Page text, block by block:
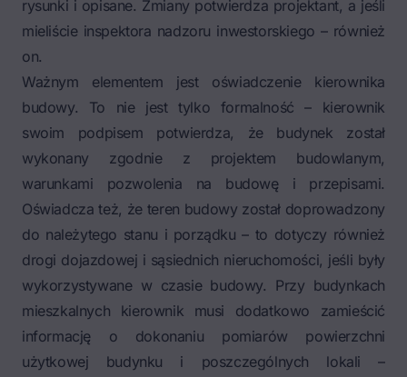
rysunki i opisane. Zmiany potwierdza projektant, a jeśli
mieliście inspektora nadzoru inwestorskiego – również
on.
Ważnym elementem jest oświadczenie kierownika
budowy. To nie jest tylko formalność – kierownik
swoim podpisem potwierdza, że budynek został
wykonany zgodnie z projektem budowlanym,
warunkami pozwolenia na budowę i przepisami.
Oświadcza też, że teren budowy został doprowadzony
do należytego stanu i porządku – to dotyczy również
drogi dojazdowej i sąsiednich nieruchomości, jeśli były
wykorzystywane w czasie budowy. Przy budynkach
mieszkalnych kierownik musi dodatkowo zamieścić
informację o dokonaniu pomiarów powierzchni
użytkowej budynku i poszczególnych lokali –